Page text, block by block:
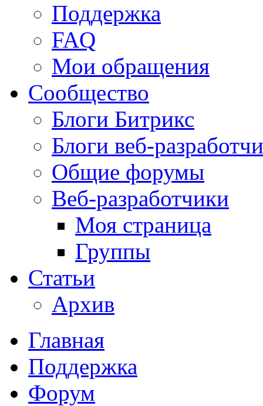
Поддержка
FAQ
Мои обращения
Сообщество
Блоги Битрикс
Блоги веб-
Общие форумы
Веб-разработчики
Моя страница
Группы
Статьи
Архив
Главная
Поддержка
Форум